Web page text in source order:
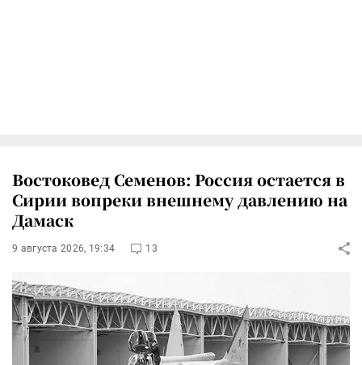
Востоковед Семенов: Россия остается в
Сирии вопреки внешнему давлению на
Дамаск
9 августа 2026, 19:34 13